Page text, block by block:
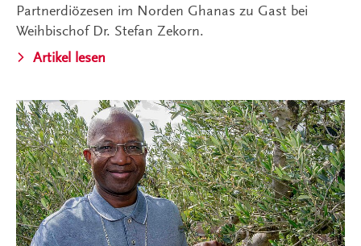
Partnerdiözesen im Norden Ghanas zu Gast bei
Weihbischof Dr. Stefan Zekorn.
Artikel lesen